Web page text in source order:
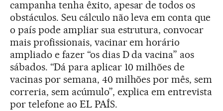
campanha tenha êxito, apesar de todos os
obstáculos. Seu cálculo não leva em conta que
o país pode ampliar sua estrutura, convocar
mais profissionais, vacinar em horário
ampliado e fazer “os dias D da vacina” aos
sábados. “Dá para aplicar 10 milhões de
vacinas por semana, 40 milhões por mês, sem
correria, sem acúmulo”, explica em entrevista
por telefone ao EL PAÍS.